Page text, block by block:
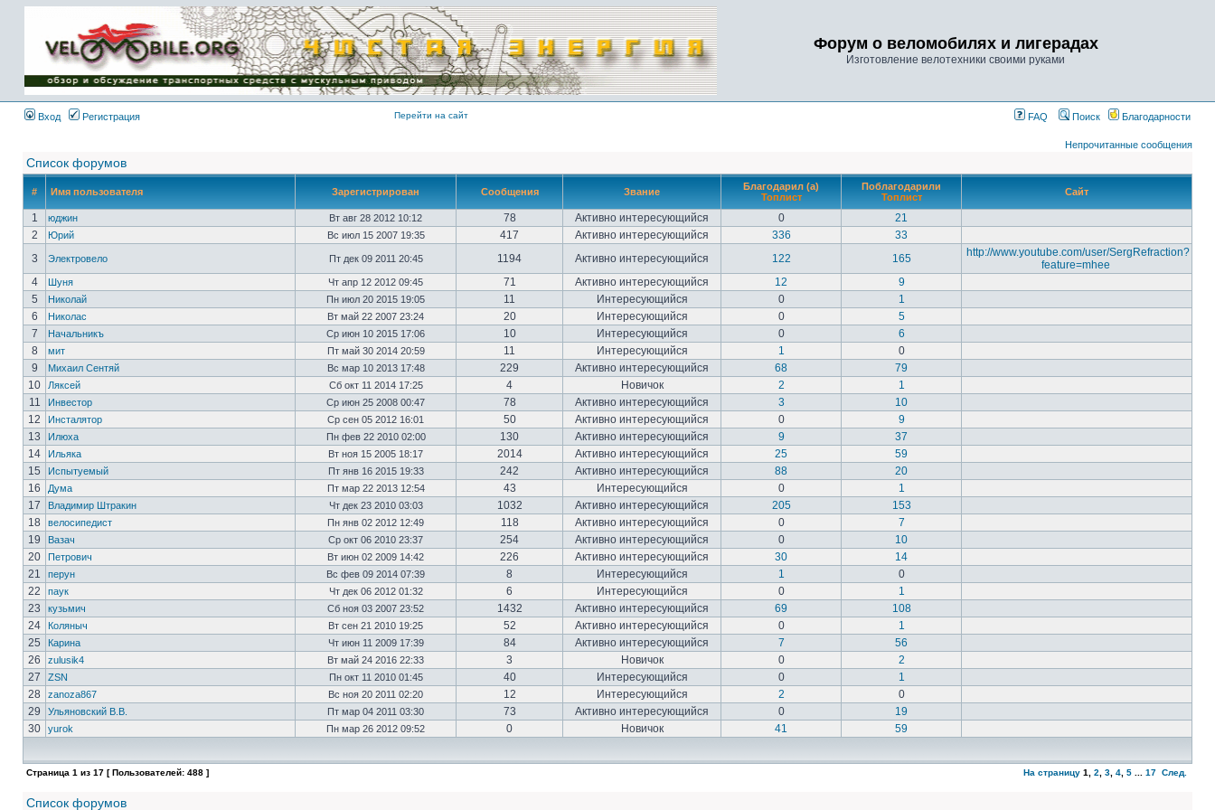
Имя пользователя:
Пароль:
{ LOG_ME_IN_SHORT
}
Форум о веломобилях и лигерадах
Изготовление велотехники своими руками
Вход Регистрация Перейти на сайт FAQ Поиск Благодарности
Непрочитанные сообщения
Список форумов
# Имя пользователя Зарегистрирован Сообщения Звание
Благодарил (а)
Топлист
Поблагодарили
Топлист
Сайт
1 юджин Вт авг 28 2012 10:12 78 Активно интересующийся 0
21
2
Юрий Вс июл 15 2007 19:35 417 Активно интересующийся 336
33
3
Электровело Пт дек 09 2011 20:45 1194 Активно интересующийся 122 165
http://www.youtube.com/user/SergRefraction?
feature=mhee
4
Шуня Чт апр 12 2012 09:45 71 Активно интересующийся 12
9
5
Николай Пн июл 20 2015 19:05 11 Интересующийся 0
1
6
Николас Вт май 22 2007 23:24 20 Интересующийся 0
5
7
Начальникъ Ср июн 10 2015 17:06 10 Интересующийся 0
6
8
мит Пт май 30 2014 20:59 11 Интересующийся 1
0
9
Михаил Сентяй Вс мар 10 2013 17:48 229 Активно интересующийся 68
79
10
Ляксей Сб окт 11 2014 17:25 4 Новичок 2
1
11
Инвестор Ср июн 25 2008 00:47 78 Активно интересующийся 3
10
12
Инсталятор Ср сен 05 2012 16:01 50 Активно интересующийся 0
9
13
Илюха Пн фев 22 2010 02:00 130 Активно интересующийся 9
37
14
Ильяка Вт ноя 15 2005 18:17 2014 Активно интересующийся 25
59
15
Испытуемый Пт янв 16 2015 19:33 242 Активно интересующийся 88
20
16
Дума Пт мар 22 2013 12:54 43 Интересующийся 0
1
17
Владимир Штракин Чт дек 23 2010 03:03 1032 Активно интересующийся 205
153
18
велосипедист Пн янв 02 2012 12:49 118 Активно интересующийся 0
7
19
Вазач Ср окт 06 2010 23:37 254 Активно интересующийся 0
10
20
Петрович Вт июн 02 2009 14:42 226 Активно интересующийся 30
14
21
перун Вс фев 09 2014 07:39 8 Интересующийся 1
0
22
паук Чт дек 06 2012 01:32 6 Интересующийся 0
1
23
кузьмич Сб ноя 03 2007 23:52 1432 Активно интересующийся 69
108
24
Коляныч Вт сен 21 2010 19:25 52 Активно интересующийся 0
1
25
Карина Чт июн 11 2009 17:39 84 Активно интересующийся 7
56
26
zulusik4 Вт май 24 2016 22:33 3 Новичок 0
2
27
ZSN Пн окт 11 2010 01:45 40 Интересующийся 0
1
28
zanoza867 Вс ноя 20 2011 02:20 12 Интересующийся 2
0
29
Ульяновский В.В. Пт мар 04 2011 03:30 73 Активно интересующийся 0
19
30
yurok Пн мар 26 2012 09:52 0 Новичок 41 59
Страница 1 из 17 [ Пользователей: 488 ] На страницу 1 2 3 4 5 17 След.
Список форумов